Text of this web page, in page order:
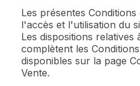
Les présentes
l'accès et l'utilisation du
Les dispositions
complètent les
disponibles sur la page
Vente.